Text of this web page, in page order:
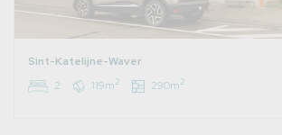
Sint-Katelijne-Waver
2
119m2 290m2